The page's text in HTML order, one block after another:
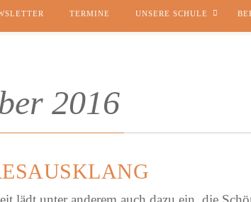
TERMINE UNSERE SCHULE
2016